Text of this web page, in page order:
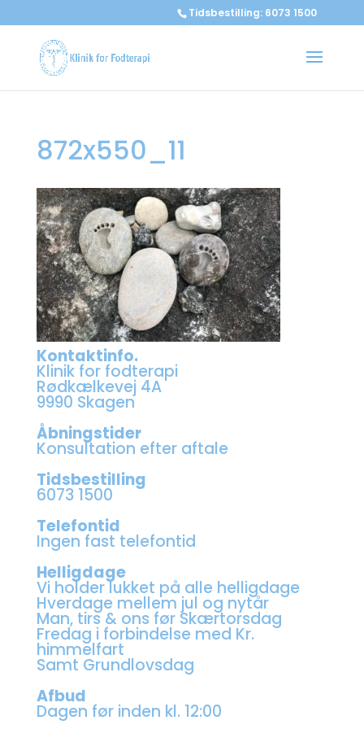
Tidsbestilling: 6073 1500
872x550_11
Kontaktinfo.
Klinik for fodterapi
Rødkælkevej 4A
9990 Skagen
Åbningstider
Konsultation efter aftale
Tidsbestilling
6073 1500
Telefontid
Ingen fast telefontid
Helligdage
Vi holder lukket på alle helligdage
Hverdage mellem jul og nytår
Man, tirs & ons før Skærtorsdag
Fredag i forbindelse med Kr.
himmelfart
Samt Grundlovsdag
Afbud
Dagen før inden kl. 12:00